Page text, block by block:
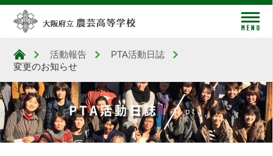
大阪府立農芸高等学校
活動報告
PTA活動日誌
変更のお知らせ
PTA活動日誌 pta